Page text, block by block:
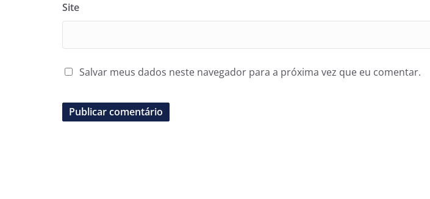
Site
Salvar meus dados neste navegador para a próxima vez que eu comentar.